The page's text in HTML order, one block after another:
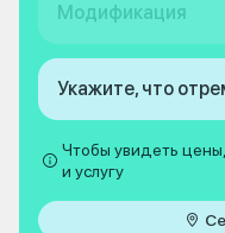
Модификация
Укажите, что
Чтобы увидеть
и услугу